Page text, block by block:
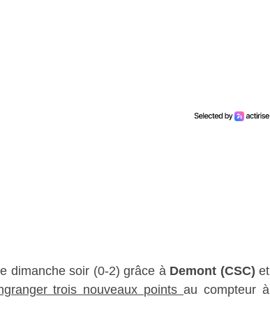
dimanche soir (0-2) grâce à Demont (CSC) et
trois nouveaux pointsau compteur à